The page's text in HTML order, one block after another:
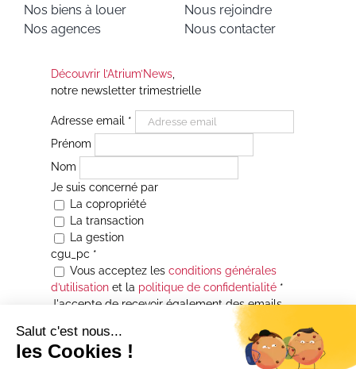
Nos biens à louer
Nos agences
Nous rejoindre
Nous contacter
Découvrir l’Atrium’News,
notre newsletter trimestrielle
Adresse email *
Prénom
Nom
Je suis concerné par
La copropriété
La transaction
La gestion
cgu_pc *
Vous acceptez les conditions générales
d’utilisationet la politique de confidentialité*
J'accepte de recevoir également des emails
Je souhaite être informé(e) de toutes les
actualités immobilières des agences de la
Maison Atrium Gestion. À tout moment, vous